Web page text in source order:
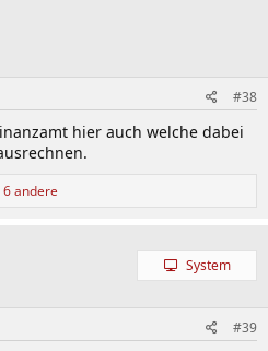
#38
hier auch welche dabei
6 andere
System
#39